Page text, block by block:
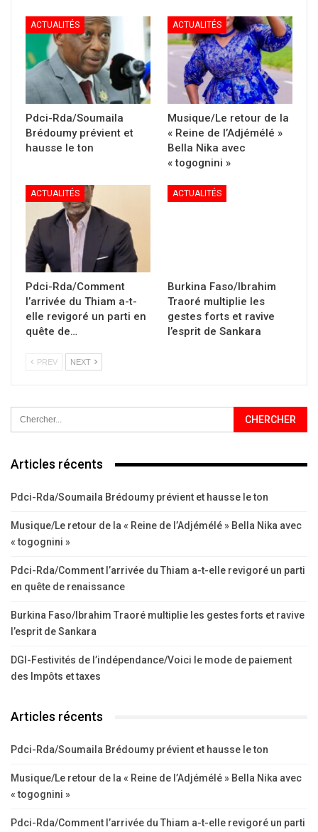
ACTUALITÉS
Pdci-Rda/Soumaila
Brédoumy prévient et
hausse le ton
ACTUALITÉS
Musique/Le retour de la
« Reine de l’Adjémélé »
Bella Nika avec
« togognini »
ACTUALITÉS
Pdci-Rda/Comment
l’arrivée du Thiam a-t-
elle revigoré un parti en
quête de…
ACTUALITÉS
Burkina Faso/Ibrahim
Traoré multiplie les
gestes forts et ravive
l’esprit de Sankara
PREV NEXT
Articles récents
Pdci-Rda/Soumaila Brédoumy prévient et hausse le ton
Musique/Le retour de la « Reine de l’Adjémélé » Bella Nika avec
« togognini »
Pdci-Rda/Comment l’arrivée du Thiam a-t-elle revigoré un parti
en quête de renaissance
Burkina Faso/Ibrahim Traoré multiplie les gestes forts et ravive
l’esprit de Sankara
DGI-Festivités de l’indépendance/Voici le mode de paiement
des Impôts et taxes
Articles récents
Pdci-Rda/Soumaila Brédoumy prévient et hausse le ton
Musique/Le retour de la « Reine de l’Adjémélé » Bella Nika avec
« togognini »
Pdci-Rda/Comment l’arrivée du Thiam a-t-elle revigoré un parti